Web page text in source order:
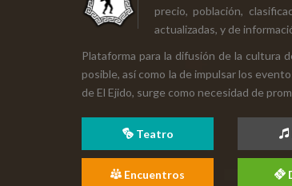
precio, población,
actualizadas, y de
Plataforma para la difusión de la cultura
posible, así como la de impulsar los
de El Ejido, surge como necesidad de
Teatro
Encuentros